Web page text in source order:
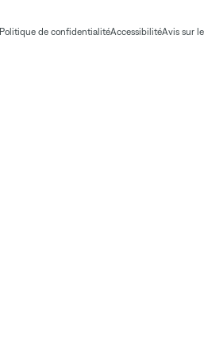
Politique de confidentialitéAccessibilitéAvis sur